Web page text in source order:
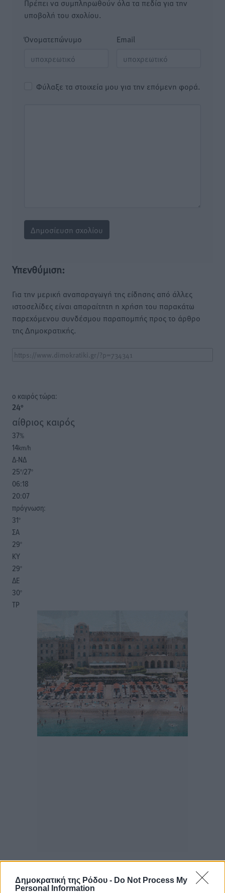
Δημοκρατική της Ρόδου - Do Not Process My
Personal Information
Πρέπει να συμπληρωθούν όλα τα πεδία για την
υποβολή του σχολίου.
Όνοματεπώνυμο Email
Φύλαξε τα στοιχεία μου για την επόμενη φορά.
Υπενθύμιση:
Για την μερική αναπαραγωγή της είδησης από άλλες
ιστοσελίδες είναι απαραίτητη η χρήση του παρακάτω
παρεχόμενου συνδέσμου παραπομπής προς το άρθρο
της Δημοκρατικής.
o καιρός τώρα:
24°
αίθριος καιρός
37%
14km/h
Δ-ΝΔ
25°/27°
06:18
20:07
πρόγνωση:
31°
ΣΑ
29°
ΚΥ
29°
ΔΕ
30°
ΤΡ